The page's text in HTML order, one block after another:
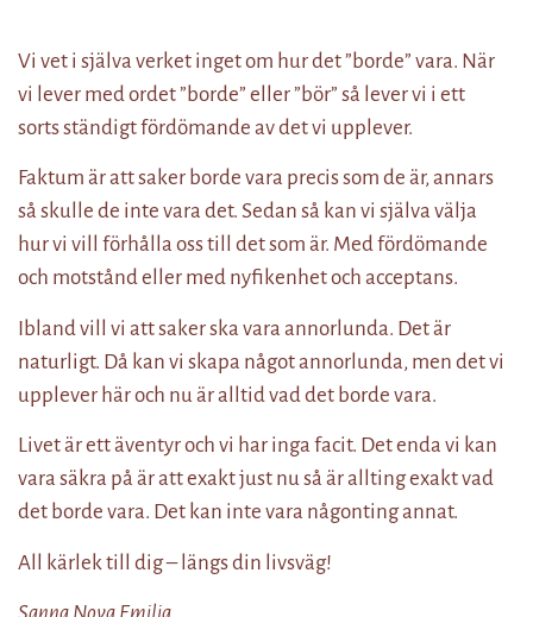
Vi vet i själva verket inget om hur det ”borde” vara. När
vi lever med ordet ”borde” eller ”bör” så lever vi i ett
sorts ständigt fördömande av det vi upplever.
Faktum är att saker borde vara precis som de är, annars
så skulle de inte vara det. Sedan så kan vi själva välja
hur vi vill förhålla oss till det som är. Med fördömande
och motstånd eller med nyfikenhet och acceptans.
Ibland vill vi att saker ska vara annorlunda. Det är
naturligt. Då kan vi skapa något annorlunda, men det vi
upplever här och nu är alltid vad det borde vara.
Livet är ett äventyr och vi har inga facit. Det enda vi kan
vara säkra på är att exakt just nu så är allting exakt vad
det borde vara. Det kan inte vara någonting annat.
All kärlek till dig – längs din livsväg!